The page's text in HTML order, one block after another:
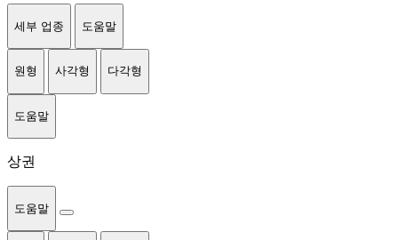
세부 업종 도움말
원형 사각형 다각형
도움말
상권
도움말